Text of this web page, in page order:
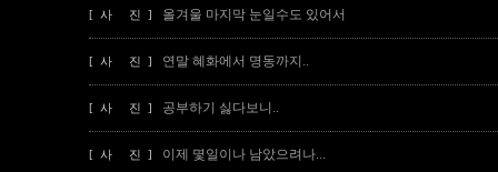
[ 사 진 ] 올겨울 마지막 눈일수도 있어서
[ 사 진 ] 연말 혜화에서 명동까지..
[ 사 진 ] 공부하기 싫다보니..
[ 사 진 ] 이제 몇일이나 남았으려나...